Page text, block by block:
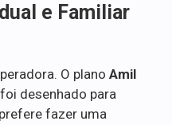
e Familiar
O plano Amil
foi desenhado para
fazer uma